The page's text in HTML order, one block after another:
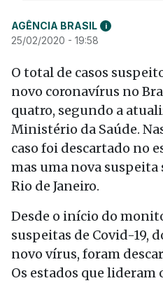
AGÊNCIA BRASIL i
25/02/2020 - 19:58
O total de casos
novo coronavírus no
quatro, segundo a
Ministério da Saúde.
caso foi descartado no
mas uma nova
Rio de Janeiro.
Desde o início do
suspeitas de Covid-19,
novo vírus, foram
Os estados que lideram